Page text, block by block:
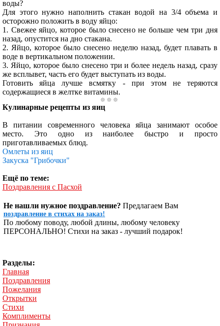
воды?
Для этого нужно наполнить стакан водой на 3/4 объема и
осторожно положить в воду яйцо:
1. Свежее яйцо, которое было снесено не больше чем три дня
назад, опустится на дно стакана.
2. Яйцо, которое было снесено неделю назад, будет плавать в
воде в вертикальном положении.
3. Яйцо, которое было снесено три и более недель назад, сразу
же всплывет, часть его будет выступать из воды.
Готовить яйца лучше всмятку - при этом не теряются
содержащиеся в желтке витамины.
Кулинарные рецепты из яиц
В питании современного человека яйца занимают особое
место. Это одно из наиболее быстро и просто
приготавливаемых блюд.
Омлеты из яиц
Закуска "Грибочки"
Ещё по теме:
Поздравления с Пасхой
Не нашли нужное поздравление? Предлагаем Вам
поздравление в стихах на заказ!
По любому поводу, любой длины, любому человеку
ПЕРСОНАЛЬНО! Стихи на заказ - лучший подарок!
Разделы:
Главная
Поздравления
Пожелания
Открытки
Стихи
Комплименты